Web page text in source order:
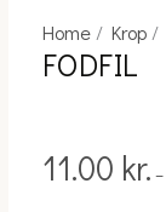
Home/ Krop/
FODFIL
11.00 kr. –
FODFIL
quantity